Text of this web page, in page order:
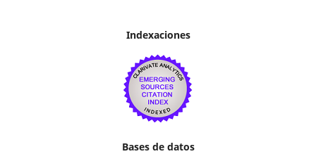
Indexaciones
Bases de datos